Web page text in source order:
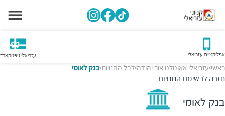
אפליקציית עזריאלי עזריאלי גיפטקארד
ראשי>עזריאלי אאוטלט אור יהודה>לכל החנויות>בנק לאומי
חזרה לרשימת החנויות
בנק לאומי